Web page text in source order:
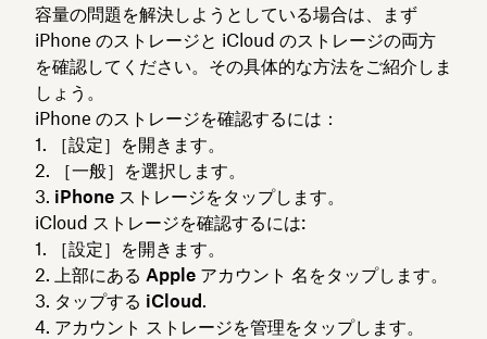
容量の問題を解決しようとしている場合は、まず
iPhone のストレージと iCloud のストレージの両方
を確認してください。その具体的な方法をご紹介しま
しょう。
iPhone のストレージを確認するには：
［設定］を開きます。
［一般］を選択します。
iPhone ストレージをタップします。
iCloud ストレージを確認するには:
［設定］を開きます。
上部にある Apple アカウント 名をタップします。
タップする iCloud.
アカウント ストレージを管理をタップします。